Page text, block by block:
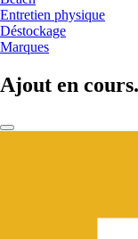
Entretien physique
Déstockage
Marques
Ajout en